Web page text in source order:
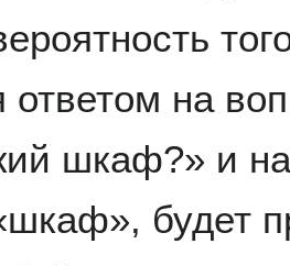
ответом на
шкаф?» и
будет